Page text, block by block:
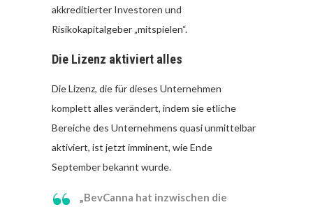
akkreditierter Investoren und
Risikokapitalgeber „mitspielen“.
Die Lizenz aktiviert alles
Die Lizenz, die für dieses Unternehmen
komplett alles verändert, indem sie etliche
Bereiche des Unternehmens quasi unmittelbar
aktiviert, ist jetzt imminent, wie Ende
September bekannt wurde.
„BevCanna hat inzwischen die